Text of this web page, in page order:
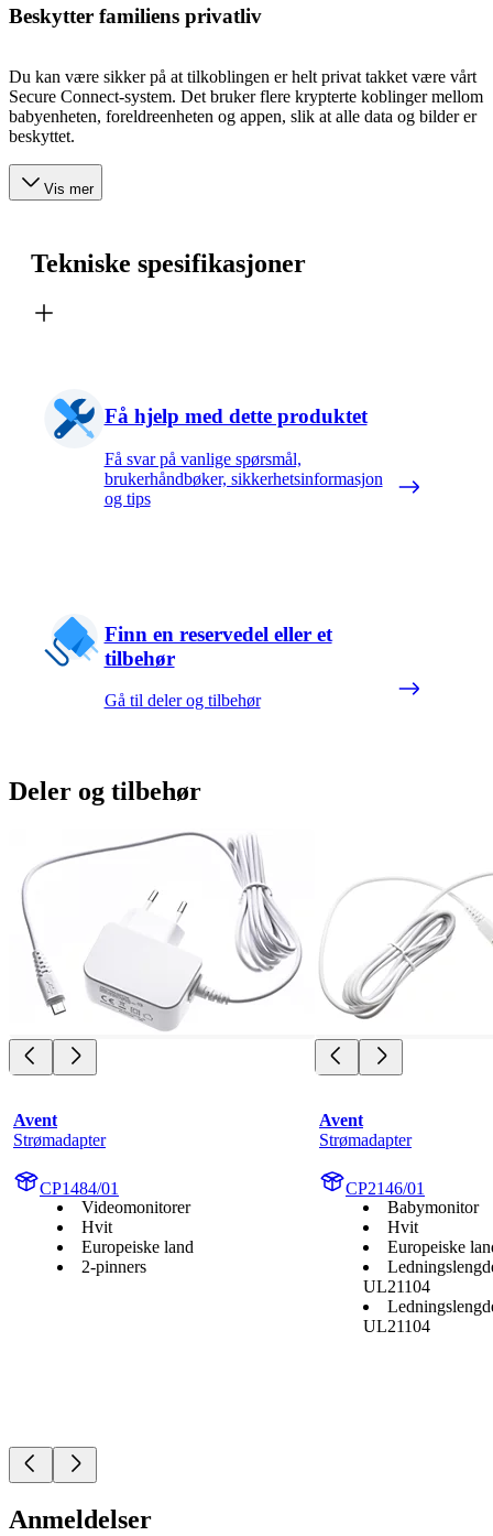
Beskytter familiens privatliv
Du kan være sikker på at tilkoblingen er helt privat takket være vårt
Secure Connect-system. Det bruker flere krypterte koblinger mellom
babyenheten, foreldreenheten og appen, slik at alle data og bilder er
beskyttet.
Vis mer
Tekniske spesifikasjoner
Få hjelp med dette produktet
Få svar på vanlige spørsmål,
brukerhåndbøker, sikkerhetsinformasjon
og tips
Finn en reservedel eller et
tilbehør
Gå til deler og tilbehør
Deler og tilbehør
Avent
Strømadapter
CP1484/01
Videomonitorer
Hvit
Europeiske land
2-pinners
Avent
Strømadapter
CP2146/01
Babymonitor
Hvit
Europeiske
UL21104
UL21104
Anmeldelser